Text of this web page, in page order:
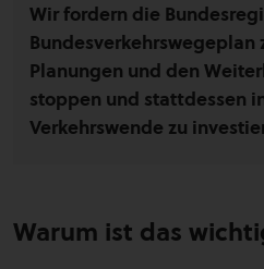
Wir fordern die
Planungen und den
stoppen und stattdessen
Verkehrswende zu
Warum ist das